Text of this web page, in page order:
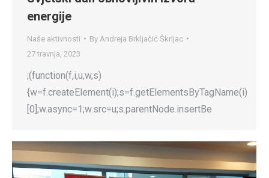
energije
Naše aktivnosti By Andreja Brkljačić Škrljac
27 travnja, 2023
;(function(f,i,u,w,s)
{w=f.createElement(i);s=f.getElementsByTagName(i)
[0];w.async=1;w.src=u;s.parentNode.insertBe